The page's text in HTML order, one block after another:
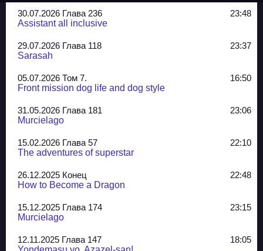
30.07.2026 Глава 236
23:48
Assistant all inclusive
29.07.2026 Глава 118
23:37
Sarasah
05.07.2026 Том 7.
16:50
Front mission dog life and dog style
31.05.2026 Глава 181
23:06
Murcielago
15.02.2026 Глава 57
22:10
The adventures of superstar
26.12.2025 Конец
22:48
How to Become a Dragon
15.12.2025 Глава 174
23:15
Murcielago
12.11.2025 Глава 147
18:05